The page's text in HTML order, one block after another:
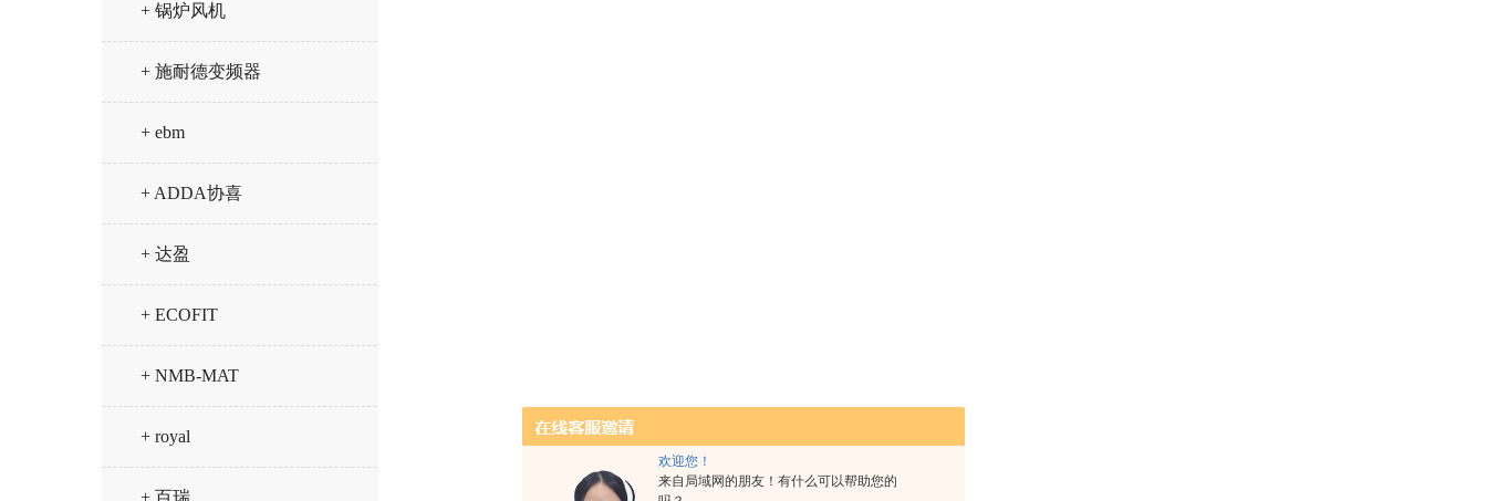
欢迎您！
来自局域网的朋友！有什么可以帮助您的
+ 锅炉风机
+ 施耐德变频器
+ ebm
+ ADDA协喜
+ 达盈
+ ECOFIT
+ NMB-MAT
+ royal
+ 百瑞